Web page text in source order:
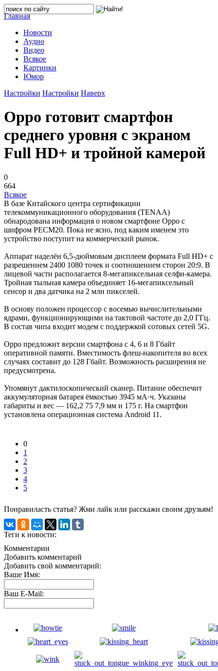
Главная
Новости
Аудио
Видео
Всякое
Картинки
Юмор
Настройки Настройки Наверх
Oppo готовит смартфон
среднего уровня с экраном
Full HD+ и тройной камерой
0
664
Всякое
В базе Китайского центра сертификации
телекоммуникационного оборудования (TENAA)
обнародована информация о новом смартфоне Oppo с
шифром PECM20. Пока не ясно, под каким именем это
устройство поступит на коммерческий рынок.
Аппарат наделён 6,5-дюймовым дисплеем формата Full HD+ с
разрешением 2400 1080 точек и соотношением сторон 20:9. В
лицевой части располагается 8-мегапиксельная селфи-камера.
Тройная тыльная камера объединяет 16-мегапиксельный
сенсор и два датчика на 2 млн пикселей.
В основу положен процессор с восемью вычислительными
ядрами, функционирующими на тактовой частоте до 2,0 ГГц.
В состав чипа входит модем с поддержкой сотовых сетей 5G.
Oppo предложит версии смартфона с 4, 6 и 8 Гбайт
оперативной памяти. Вместимость флеш-накопителя во всех
случаях составит до 128 Гбайт. Возможность расширения не
предусмотрена.
Упомянут дактилоскопический сканер. Питание обеспечит
аккумуляторная батарея ёмкостью 3945 мА·ч. Указаны
габариты и вес — 162,2 75 7,9 мм и 175 г. На смартфон
установлена операционная система Android 11.
0
1
2
3
4
5
Понравиласть статья? Жми лайк или расскажи своим друзьям!
Теги к новости:
Комментарии
Добавить комментарий
Добавить свой комментарий:
Ваше Имя:
Ваш E-Mail: